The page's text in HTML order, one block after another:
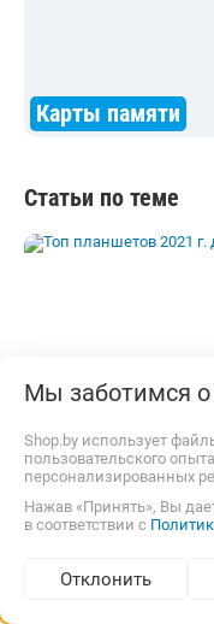
Карты памяти
Статьи по теме
Топ планшетов
школьника
Мы заботимся
Shop.by использует
пользовательского
персонализированных
Нажав «Принять», Вы
в соответствии с
Отклонить